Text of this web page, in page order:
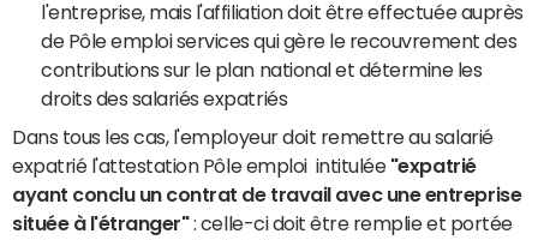
l'entreprise, mais l'affiliation doit être effectuée auprès
de Pôle emploi services qui gère le recouvrement des
contributions sur le plan national et détermine les
droits des salariés expatriés
Dans tous les cas, l'employeur doit remettre au salarié
expatrié l'attestation Pôle emploi intitulée "expatrié
ayant conclu un contrat de travail avec une entreprise
située à l'étranger": celle-ci doit être remplie et portée